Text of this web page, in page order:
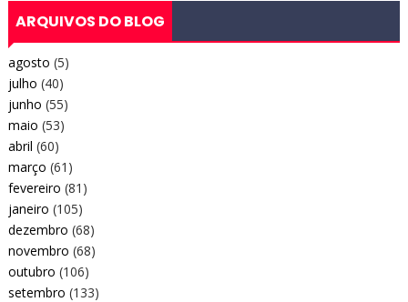
ARQUIVOS DO BLOG
agosto (5)
julho (40)
junho (55)
maio (53)
abril (60)
março (61)
fevereiro (81)
janeiro (105)
dezembro (68)
novembro (68)
outubro (106)
setembro (133)